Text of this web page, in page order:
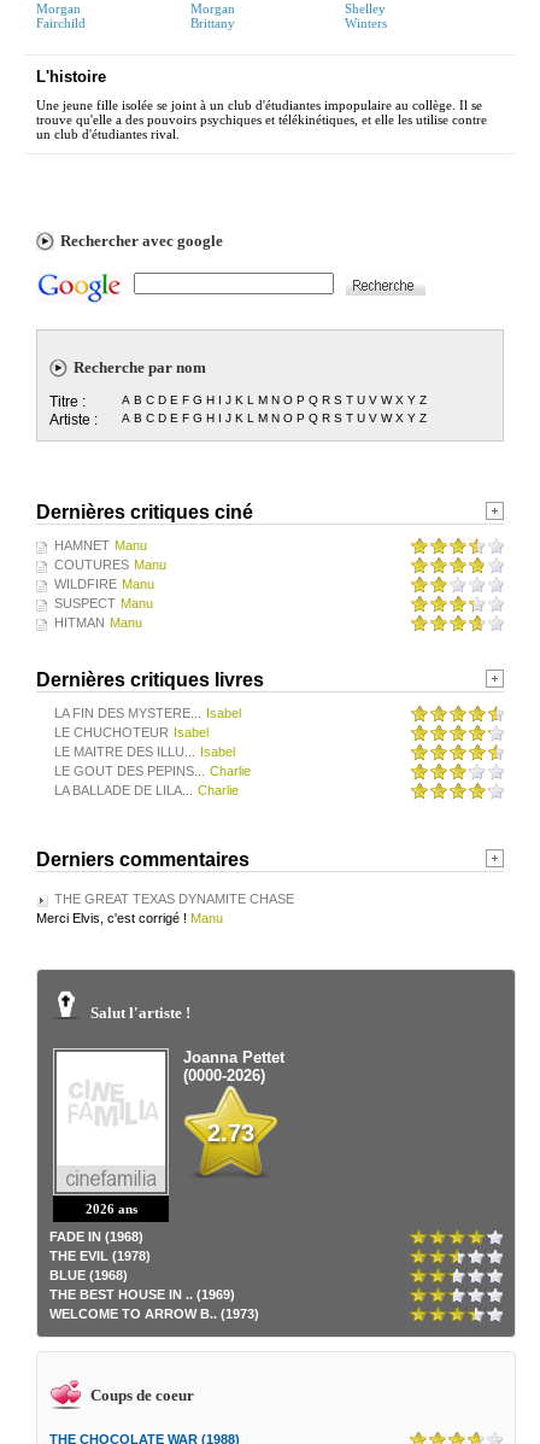
Morgan
Fairchild
Morgan
Brittany
Shelley
Winters
L'histoire
Une jeune fille isolée se joint à un club d'étudiantes impopulaire au collège. Il se
trouve qu'elle a des pouvoirs psychiques et télékinétiques, et elle les utilise contre
un club d'étudiantes rival.
Rechercher avec google
Recherche par nom
Titre : A B C D E F G H I J K L M N O P Q R S T U V W X Y Z
Artiste : A B C D E F G H I J K L M N O P Q R S T U V W X Y Z
Dernières critiques ciné
HAMNET Manu
COUTURES Manu
WILDFIRE Manu
SUSPECT Manu
HITMAN Manu
Dernières critiques livres
LA FIN DES MYSTERE...
Isabel
LE CHUCHOTEUR
Isabel
LE MAITRE DES ILLU...
Isabel
LE GOUT DES PEPINS...
Charlie
LA BALLADE DE LILA...
Charlie
Derniers commentaires
THE GREAT TEXAS DYNAMITE CHASE
Merci Elvis, c'est corrigé ! Manu
Salut l'artiste !
2026 ans
Joanna Pettet
(0000-2026)
2.73
FADE IN (1968)
THE EVIL (1978)
BLUE (1968)
THE BEST HOUSE IN .. (1969)
WELCOME TO ARROW B.. (1973)
Coups de coeur
THE CHOCOLATE WAR (1988)